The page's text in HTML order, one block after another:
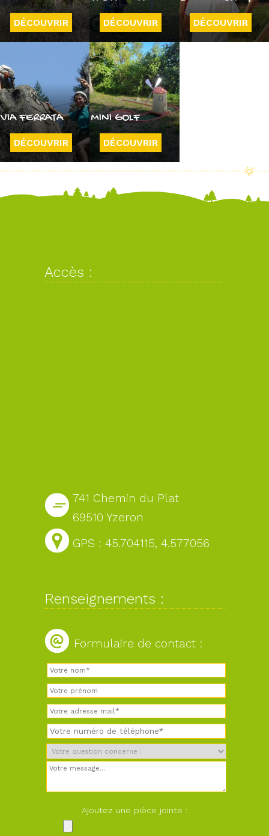
DÉCOUVRIR DÉCOUVRIR DÉCOUVRIR
VIA FERRATA
DÉCOUVRIR
MINI GOLF
DÉCOUVRIR
Accès :
741 Chemin du Plat
69510 Yzeron
GPS : 45.704115, 4.577056
Renseignements :
Formulaire de contact :
Ajoutez une pièce jointe :